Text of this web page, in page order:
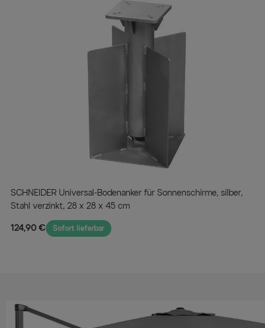
SCHNEIDER Universal-Bodenanker für Sonnenschirme, silber,
Stahl verzinkt, 28 x 28 x 45 cm
124,90 € Sofort lieferbar